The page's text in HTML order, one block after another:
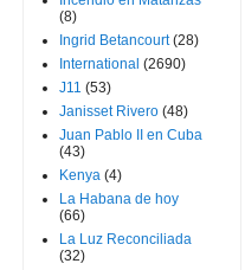
(8)
Ingrid Betancourt (28)
International (2690)
J11 (53)
Janisset Rivero (48)
Juan Pablo II en Cuba
(43)
Kenya (4)
La Habana de hoy
(66)
La Luz Reconciliada
(32)